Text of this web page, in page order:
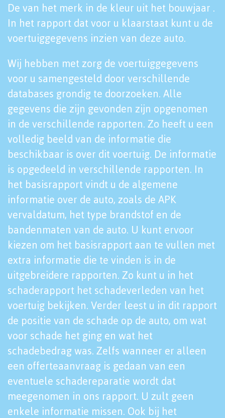
De van het merk in de kleur uit het bouwjaar .
In het rapport dat voor u klaarstaat kunt u de
voertuiggegevens inzien van deze auto.
Wij hebben met zorg de voertuiggegevens
voor u samengesteld door verschillende
databases grondig te doorzoeken. Alle
gegevens die zijn gevonden zijn opgenomen
in de verschillende rapporten. Zo heeft u een
volledig beeld van de informatie die
beschikbaar is over dit voertuig. De informatie
is opgedeeld in verschillende rapporten. In
het basisrapport vindt u de algemene
informatie over de auto, zoals de APK
vervaldatum, het type brandstof en de
bandenmaten van de auto. U kunt ervoor
kiezen om het basisrapport aan te vullen met
extra informatie die te vinden is in de
uitgebreidere rapporten. Zo kunt u in het
schaderapport het schadeverleden van het
voertuig bekijken. Verder leest u in dit rapport
de positie van de schade op de auto, om wat
voor schade het ging en wat het
schadebedrag was. Zelfs wanneer er alleen
een offerteaanvraag is gedaan van een
eventuele schadereparatie wordt dat
meegenomen in ons rapport. U zult geen
enkele informatie missen. Ook bij het